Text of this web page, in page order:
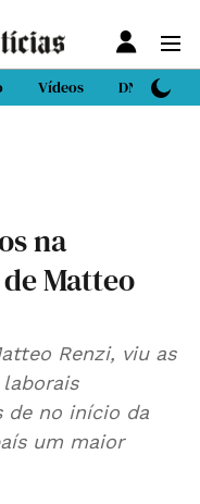
Vídeos DN Sport
na
Matteo
Renzi, viu as
de no início da
um maior